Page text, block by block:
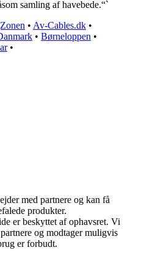
samling af havebede.“`
• Av-Cables.dk •
• Børneloppen •
•
med partnere og kan få
produkter.
er beskyttet af ophavsret. Vi
og modtager muligvis
er forbudt.